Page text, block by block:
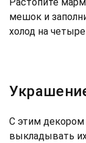
мешок и
холод на четыре
С этим декором
выкладывать